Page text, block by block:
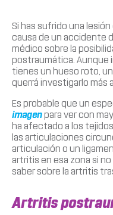
Si has sufrido una lesión
causa de un accidente
médico sobre la
postraumática. Aunque
tienes un hueso roto,
querrá investigarlo más
Es probable que un
imagenpara ver con
ha afectado a los
las articulaciones
articulación o un
artritis en esa zona si
saber sobre la artritis
Artritis